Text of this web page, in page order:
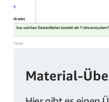
Material-